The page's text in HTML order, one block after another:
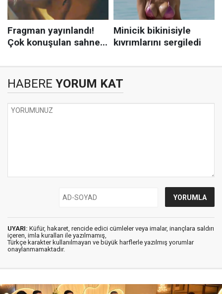
HABERE YORUM KAT
UYARI: Küfür, hakaret, rencide edici cümleler veya imalar, inançlara saldırı
içeren, imla kuralları ile yazılmamış,
Türkçe karakter kullanılmayan ve büyük harflerle yazılmış yorumlar
onaylanmamaktadır.